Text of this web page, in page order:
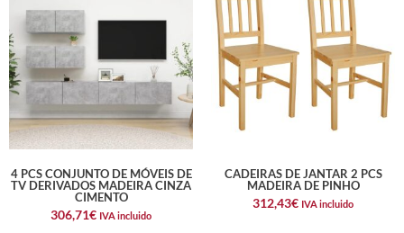
4 PCS CONJUNTO DE MÓVEIS DE
TV DERIVADOS MADEIRA CINZA
CIMENTO
306,71€ IVA incluido
CADEIRAS DE JANTAR 2 PCS
MADEIRA DE PINHO
312,43€ IVA incluido